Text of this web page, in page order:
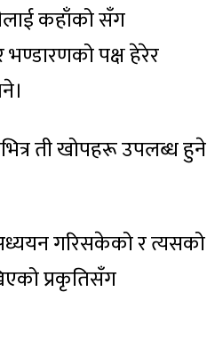
कहाँको सँग
पक्ष हेरेर
ती खोपहरू उपलब्ध हुने
गरिसकेको र त्यसको
प्रकृतिसँग